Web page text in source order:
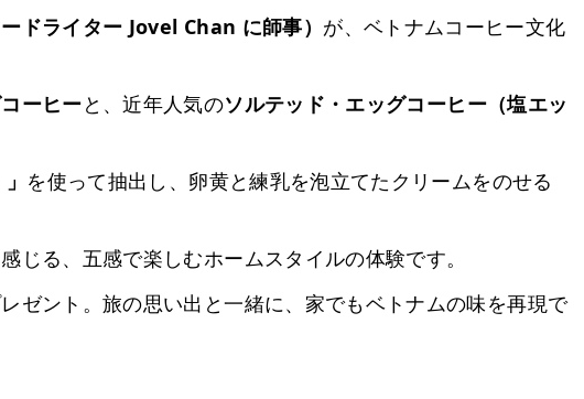
ドライター Jovel Chan に師事） が、ベトナムコーヒー文化
ーヒーと、近年人気のソルテッド・エッグコーヒー（塩エッ
を使って抽出し、卵黄と練乳を泡立てたクリームをのせる
じる、五感で楽しむホームスタイルの体験です。
ゼント。旅の思い出と一緒に、家でもベトナムの味を再現で